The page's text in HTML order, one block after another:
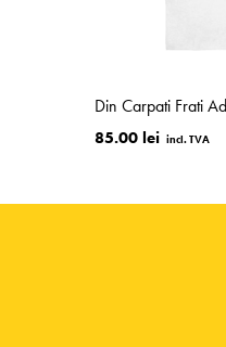
Din Carpati Frati
85.00 lei